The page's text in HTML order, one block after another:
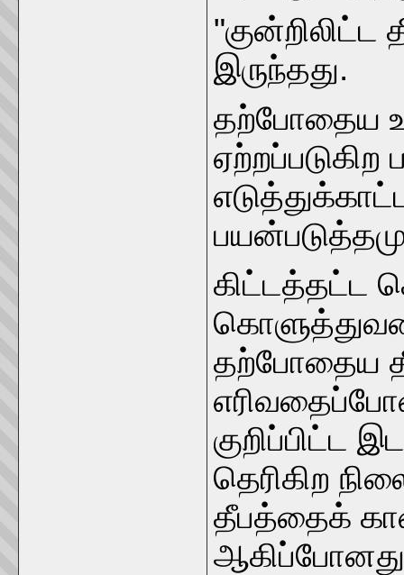
இருந்தது.
தற்போதைய
கிட்டத்தட்ட
தற்போதைய
குறிப்பிட்ட
தெரிகிற
தீபத்தைக்